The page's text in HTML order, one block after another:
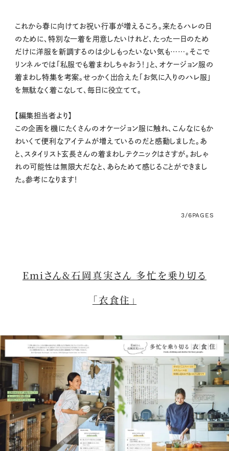
これから春に向けてお祝い行事が増えるころ。来たるハレの日
のために、特別な一着を用意したいけれど、たった一日のため
だけに洋服を新調するのは少しもったいない気も……。そこで
リンネルでは「私服でも着まわしちゃおう！」と、オケージョン服の
着まわし特集を考案。せっかく出合えた「お気に入りのハレ服」
を無駄なく着こなして、毎日に役立てて。
【編集担当者より】
この企画を機にたくさんのオケージョン服に触れ、こんなにもか
わいくて便利なアイテムが増えているのだと感動しました。あ
と、スタイリスト玄長さんの着まわしテクニックはさすが。おしゃ
れの可能性は無限大だなと、あらためて感じることができまし
た。参考になります！
3/6PAGES
Emiさん&石岡真実さん 多忙を乗り切る
「衣食住」